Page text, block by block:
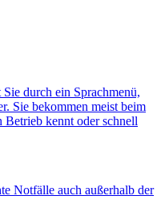
durch ein Sprachmenü,
Sie bekommen meist beim
Betrieb kennt oder schnell
Notfälle auch außerhalb der